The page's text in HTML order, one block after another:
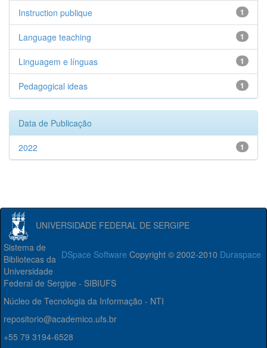
1
Instruction publique
1
Language teaching
1
Linguagem e línguas
1
Pedagogical ideas
Data de Publicação
1
2022
UNIVERSIDADE FEDERAL DE SERGIPE
DSpace Software Copyright © 2002-2010 Duraspace
Sistema de
Bibliotecas da
Universidade
Federal de Sergipe - SIBIUFS
Núcleo de Tecnologia da Informação - NTI
repositorio@academico.ufs.br
+55 79 3194-6528